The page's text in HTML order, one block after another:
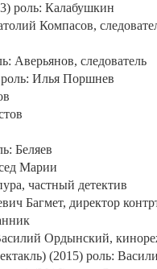
роль: Калабушкин
Компасов,
Аверьянов, следователь
Илья Поршнев
Беляев
Марии
частный детектив
Багмет, директор
Ордынский,
(2015) роль: